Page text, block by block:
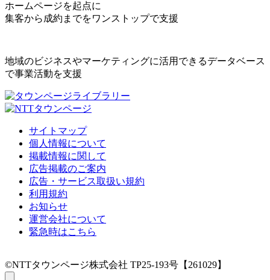
ホームページを起点に
集客から成約までをワンストップで支援
地域のビジネスやマーケティングに活用できるデータベース
で事業活動を支援
サイトマップ
個人情報について
掲載情報に関して
広告掲載のご案内
広告・サービス取扱い規約
利用規約
お知らせ
運営会社について
緊急時はこちら
©NTTタウンページ株式会社 TP25-193号【261029】